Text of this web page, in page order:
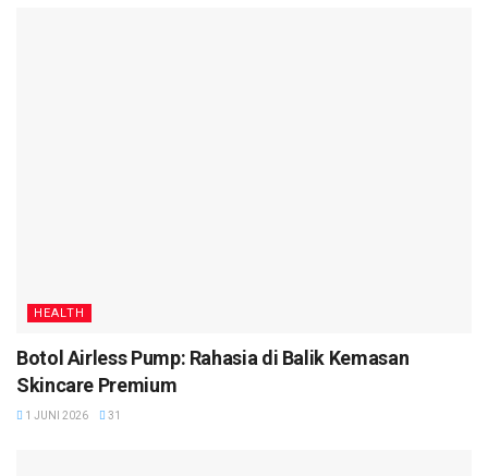
HEALTH
Botol Airless Pump: Rahasia di Balik Kemasan
Skincare Premium
1 JUNI 2026 31